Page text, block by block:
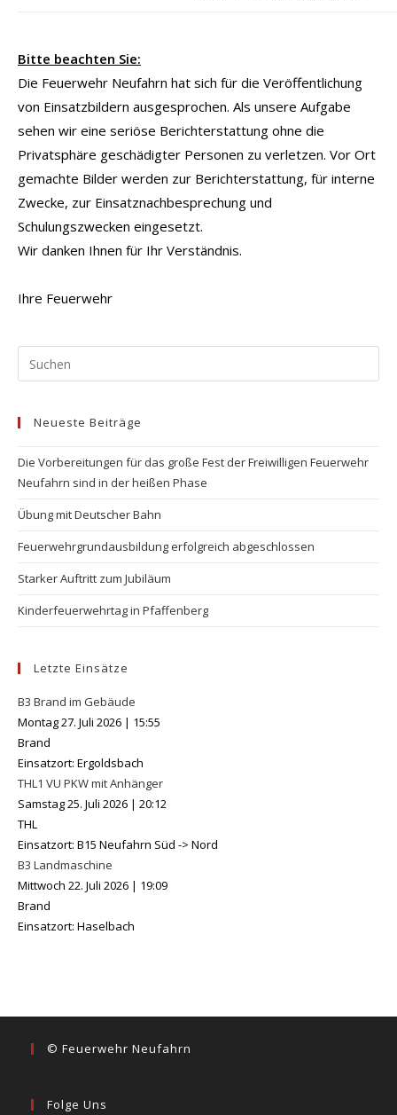
Bitte beachten Sie:
Die Feuerwehr Neufahrn hat sich für die Veröffentlichung
von Einsatzbildern ausgesprochen. Als unsere Aufgabe
sehen wir eine seriöse Berichterstattung ohne die
Privatsphäre geschädigter Personen zu verletzen. Vor Ort
gemachte Bilder werden zur Berichterstattung, für interne
Zwecke, zur Einsatznachbesprechung und
Schulungszwecken eingesetzt.
Wir danken Ihnen für Ihr Verständnis.
Ihre Feuerwehr
Neueste Beiträge
Die Vorbereitungen für das große Fest der Freiwilligen Feuerwehr
Neufahrn sind in der heißen Phase
Übung mit Deutscher Bahn
Feuerwehrgrundausbildung erfolgreich abgeschlossen
Starker Auftritt zum Jubiläum
Kinderfeuerwehrtag in Pfaffenberg
Letzte Einsätze
B3 Brand im Gebäude
Montag 27. Juli 2026 | 15:55
Brand
Einsatzort: Ergoldsbach
THL1 VU PKW mit Anhänger
Samstag 25. Juli 2026 | 20:12
THL
Einsatzort: B15 Neufahrn Süd -> Nord
B3 Landmaschine
Mittwoch 22. Juli 2026 | 19:09
Brand
Einsatzort: Haselbach
© Feuerwehr Neufahrn
Folge Uns